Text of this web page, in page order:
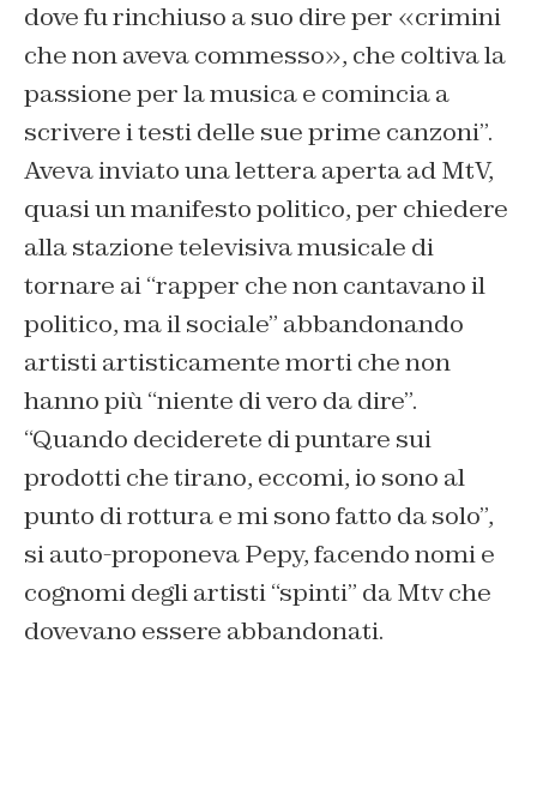
dove fu rinchiuso a suo dire per «crimini
che non aveva commesso», che coltiva la
passione per la musica e comincia a
scrivere i testi delle sue prime canzoni”.
Aveva inviato una lettera aperta ad MtV,
quasi un manifesto politico, per chiedere
alla stazione televisiva musicale di
tornare ai “rapper che non cantavano il
politico, ma il sociale” abbandonando
artisti artisticamente morti che non
hanno più “niente di vero da dire”.
“Quando deciderete di puntare sui
prodotti che tirano, eccomi, io sono al
punto di rottura e mi sono fatto da solo”,
si auto-proponeva Pepy, facendo nomi e
cognomi degli artisti “spinti” da Mtv che
dovevano essere abbandonati.